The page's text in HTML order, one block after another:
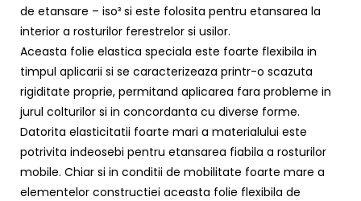
de etansare – iso³ si este folosita pentru etansarea la
interior a rosturilor ferestrelor si usilor.
Aceasta folie elastica speciala este foarte flexibila in
timpul aplicarii si se caracterizeaza printr-o scazuta
rigiditate proprie, permitand aplicarea fara probleme in
jurul colturilor si in concordanta cu diverse forme.
Datorita elasticitatii foarte mari a materialului este
potrivita indeosebi pentru etansarea fiabila a rosturilor
mobile. Chiar si in conditii de mobilitate foarte mare a
elementelor constructiei aceasta folie flexibila de